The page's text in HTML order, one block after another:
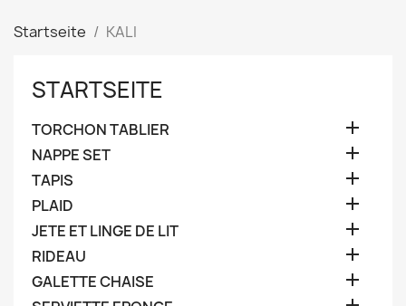
Startseite KALI
STARTSEITE
TORCHON TABLIER 
NAPPE SET 
TAPIS 
PLAID 
JETE ET LINGE DE LIT 
RIDEAU 
GALETTE CHAISE 